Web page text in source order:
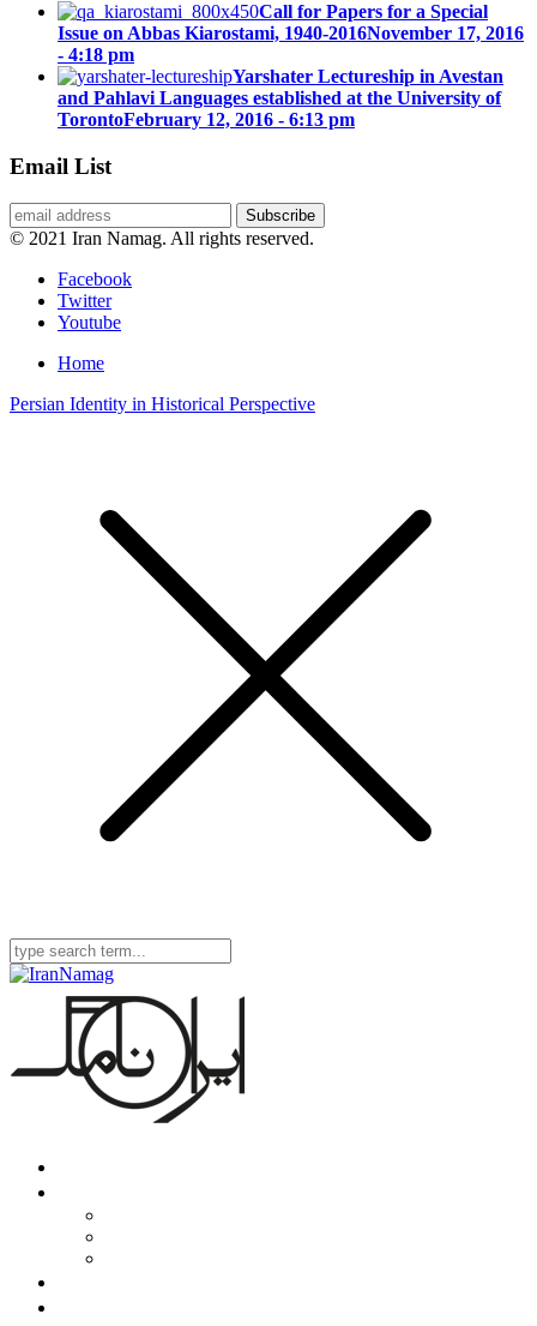
Call for Papers for a Special
Issue on Abbas Kiarostami, 1940-2016November 17, 2016
- 4:18 pm
Yarshater Lectureship in Avestan
and Pahlavi Languages established at the University of
TorontoFebruary 12, 2016 - 6:13 pm
Email List
© 2021 Iran Namag. All rights reserved.
Facebook
Twitter
Youtube
Home
Persian Identity in Historical Perspective